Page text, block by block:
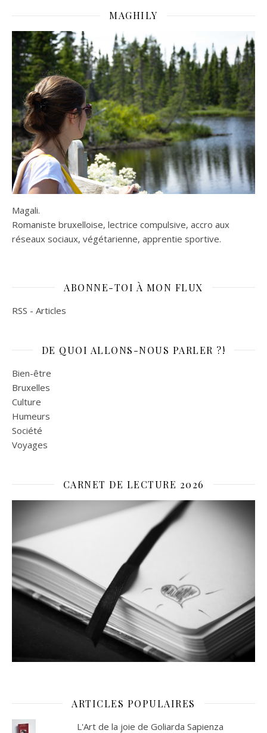
MAGHILY
Magali.
Romaniste bruxelloise, lectrice compulsive, accro aux
réseaux sociaux, végétarienne, apprentie sportive.
ABONNE-TOI À MON FLUX
RSS - Articles
DE QUOI ALLONS-NOUS PARLER ?!
Bien-être
Bruxelles
Culture
Humeurs
Société
Voyages
CARNET DE LECTURE 2026
ARTICLES POPULAIRES
L'Art de la joie de Goliarda Sapienza